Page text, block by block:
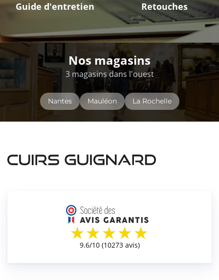
Guide d'entretien Retouches
Nos magasins
3 magasins dans l'ouest
Nantes Mauléon La Rochelle